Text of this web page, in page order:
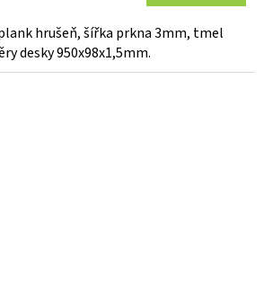
hrušeň, šířka prkna 3mm, tmel
desky 950x98x1,5mm.